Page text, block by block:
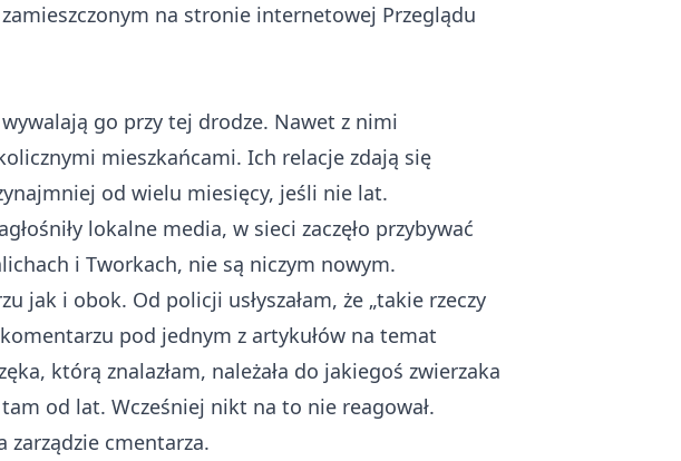
zamieszczonym na stronie internetowej Przeglądu
go przy tej drodze. Nawet z nimi
mieszkańcami. Ich relacje zdają się
od wielu miesięcy, jeśli nie lat.
lokalne media, w sieci zaczęło przybywać
i Tworkach, nie są niczym nowym.
jak i obok. Od policji usłyszałam, że „takie rzeczy
pod jednym z artykułów na temat
którą znalazłam, należała do jakiegoś zwierzaka
od lat. Wcześniej nikt na to nie reagował.
zarządzie cmentarza.